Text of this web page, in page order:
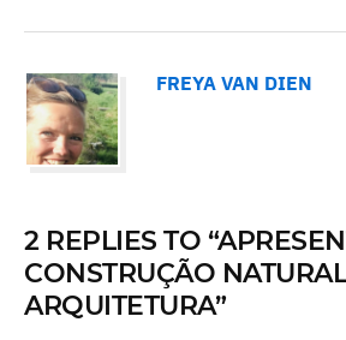
FREYA VAN DIEN
2 REPLIES TO
CONSTRUÇÃO
ARQUITETURA”